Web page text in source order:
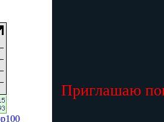
Приглашаю